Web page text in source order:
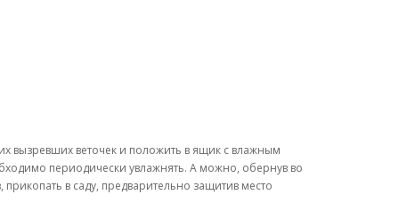
вызревших веточек и положить в ящик с влажным
периодически увлажнять. А можно, обернув во
в саду, предварительно защитив место